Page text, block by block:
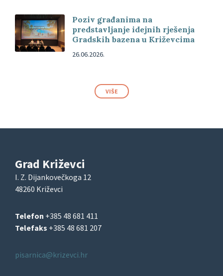
Poziv građanima na
predstavljanje idejnih rješenja
Gradskih bazena u Križevcima
26.06.2026.
VIŠE
Grad Križevci
I. Z. Dijankovečkoga 12
48260 Križevci
Telefon +385 48 681 411
Telefaks +385 48 681 207
pisarnica@krizevci.hr